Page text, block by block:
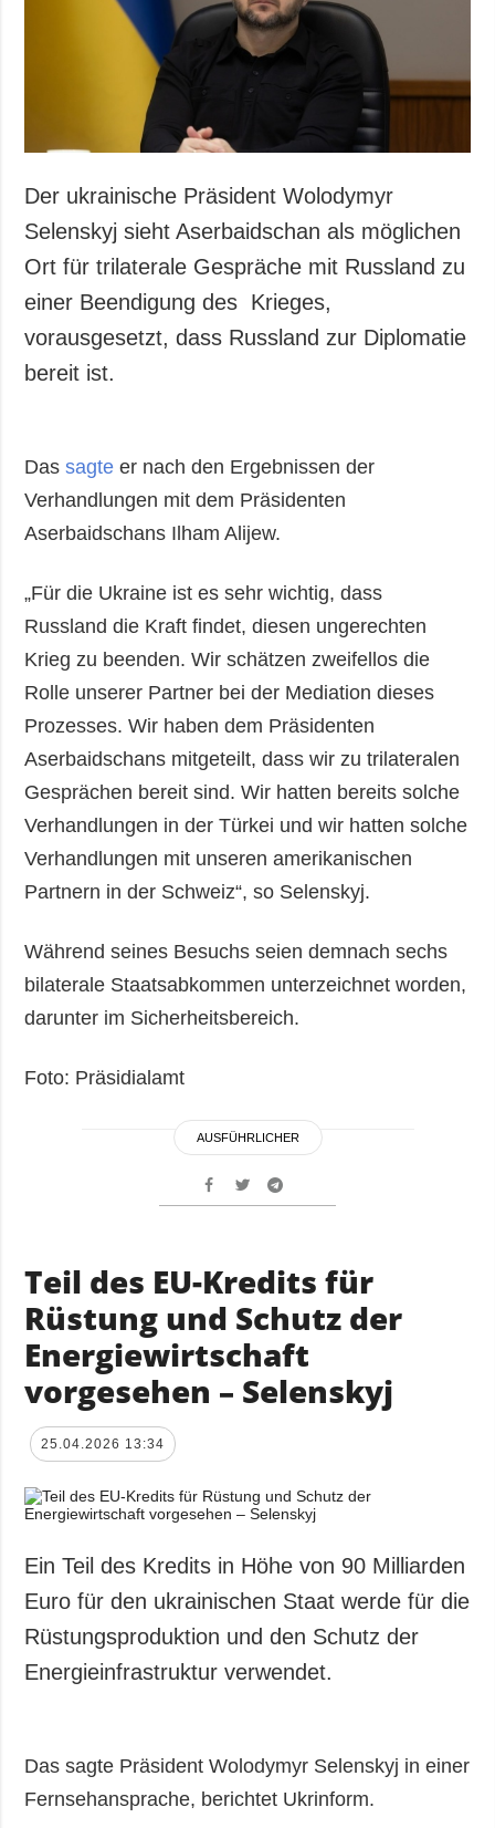
Der ukrainische Präsident Wolodymyr
Selenskyj sieht Aserbaidschan als möglichen
Ort für trilaterale Gespräche mit Russland zu
einer Beendigung des Krieges,
vorausgesetzt, dass Russland zur Diplomatie
bereit ist.
Dassagteer nach den Ergebnissen der
Verhandlungen mit dem Präsidenten
Aserbaidschans Ilham Alijew.
„Für die Ukraine ist es sehr wichtig, dass
Russland die Kraft findet, diesen ungerechten
Krieg zu beenden. Wir schätzen zweifellos die
Rolle unserer Partner bei der Mediation dieses
Prozesses. Wir haben dem Präsidenten
Aserbaidschans mitgeteilt, dass wir zu trilateralen
Gesprächen bereit sind. Wir hatten bereits solche
Verhandlungen in der Türkei und wir hatten solche
Verhandlungen mit unseren amerikanischen
Partnern in der Schweiz“, so Selenskyj.
Während seines Besuchs seien demnach sechs
bilaterale Staatsabkommen unterzeichnet worden,
darunter im Sicherheitsbereich.
Foto: Präsidialamt
AUSFÜHRLICHER
Teil des EU-Kredits für
Rüstung und Schutz der
Energiewirtschaft
vorgesehen – Selenskyj
25.04.2026 13:34
Ein Teil des Kredits in Höhe von 90 Milliarden
Euro für den ukrainischen Staat werde für die
Rüstungsproduktion und den Schutz der
Energieinfrastruktur verwendet.
Das sagte Präsident Wolodymyr Selenskyj in einer
Fernsehansprache, berichtet Ukrinform.